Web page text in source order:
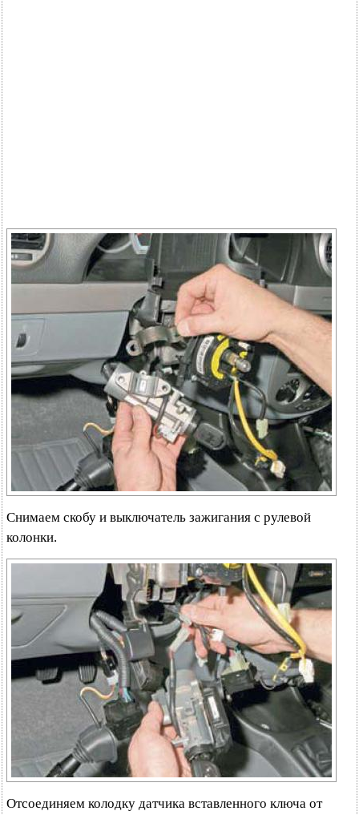
Снимаем скобу и выключатель зажигания с рулевой
колонки.
Отсоединяем колодку датчика вставленного ключа от